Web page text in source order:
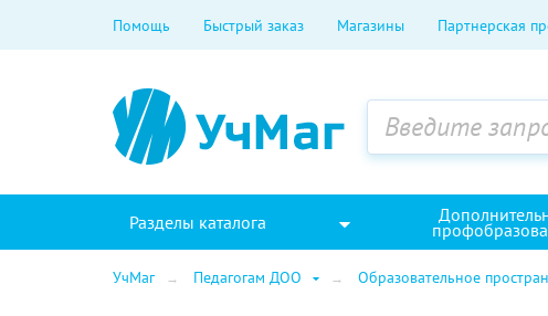
Помощь Быстрый заказ Магазины Партнерская
Разделы каталога
УчМаг Педагогам ДОО Образовательное